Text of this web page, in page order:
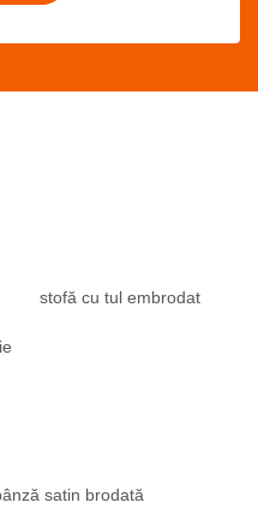
stofă cu tul embrodat
satin brodată